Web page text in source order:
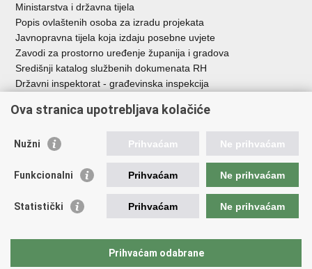
Ministarstva i državna tijela
Popis ovlaštenih osoba za izradu projekata
Javnopravna tijela koja izdaju posebne uvjete
Zavodi za prostorno uređenje županija i gradova
Središnji katalog službenih dokumenata RH
Državni inspektorat - građevinska inspekcija
Vlada Republike Hrvatske
Agencija za pravni promet i posredovanje nekretninama
Fond za zaštitu okoliša i energetsku učinkovitost
Državne nekretnine d.o.o.
Ova stranica upotrebljava kolačiće
Nužni Prihvaćam Ne prihvaćam
Funkcionalni Prihvaćam Ne prihvaćam
Statistički Prihvaćam Ne prihvaćam
Prihvaćam odabrane